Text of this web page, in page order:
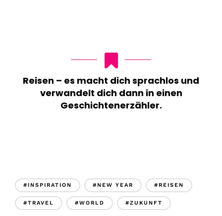
Reisen – es macht dich sprachlos und
verwandelt dich dann in einen
Geschichtenerzähler.
#INSPIRATION #NEW YEAR #REISEN
#TRAVEL #WORLD #ZUKUNFT